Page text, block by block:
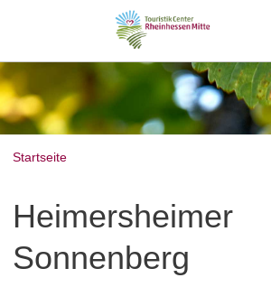
Rheinhessen Mitte
Startseite
Heimersheimer
Sonnenberg